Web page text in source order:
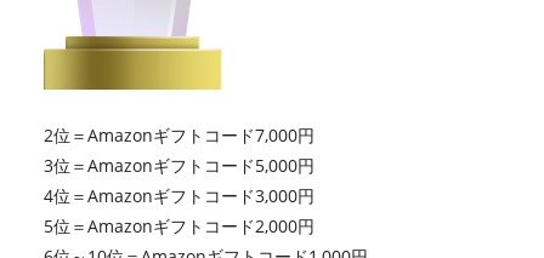
2位＝Amazonギフトコード7,000円
3位＝Amazonギフトコード5,000円
4位＝Amazonギフトコード3,000円
5位＝Amazonギフトコード2,000円